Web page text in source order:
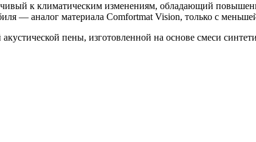
к климатическим изменениям, обладающий
— аналог материала Comfortmat Vision, только с
пены, изготовленной на основе смеси